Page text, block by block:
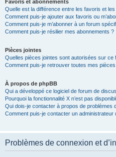
Favoris et abonnements
Quelle est la différence entre les favoris et
Comment puis-je ajouter aux favoris ou
Comment puis-je m’abonner à un forum
Comment puis-je résilier mes abonnements ?
Pièces jointes
Quelles pièces jointes sont autorisées sur ce
Comment puis-je retrouver toutes mes
À propos de phpBB
Qui a développé ce logiciel de forum de
Pourquoi la fonctionnalité X n’est pas
Qui dois-je contacter à propos de problèmes
Comment puis-je contacter un administrateur
Problèmes de connexion et